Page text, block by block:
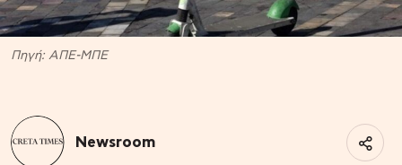
Πηγή: ΑΠΕ-ΜΠΕ
Newsroom